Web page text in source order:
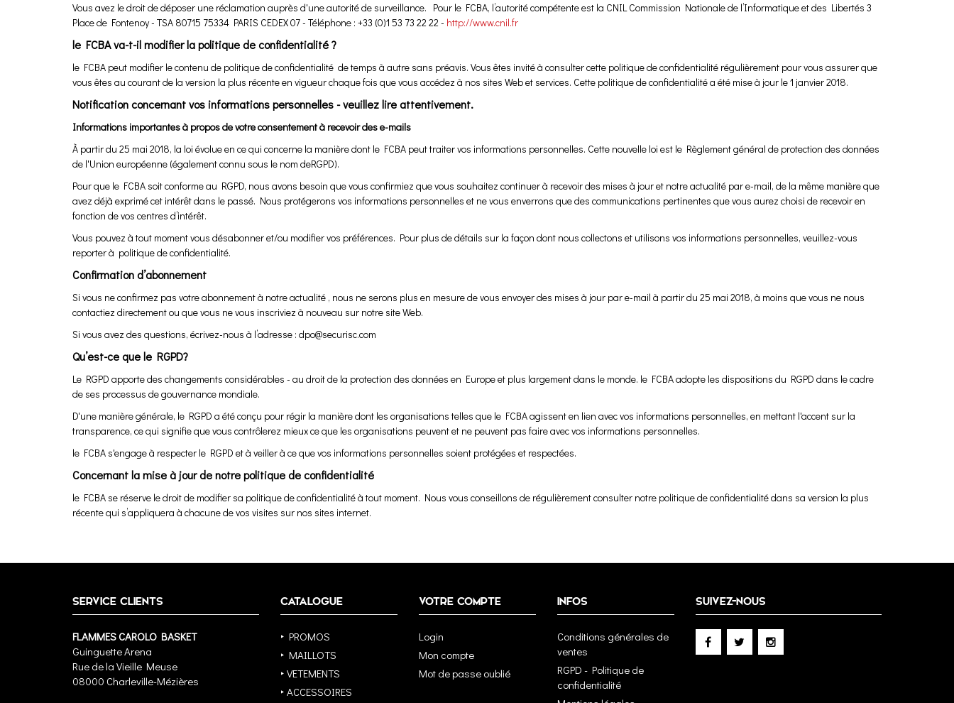
Vous avez le droit de déposer une réclamation auprès d'une autorité de surveillance. Pour le FCBA, l’autorité compétente est la CNIL Commission Nationale de l’Informatique et des Libertés 3
Place de Fontenoy - TSA 80715 75334 PARIS CEDEX 07 - Téléphone : +33 (0)1 53 73 22 22 - http://www.cnil.fr
le FCBA va-t-il modifier la politique de confidentialité ?
le FCBA peut modifier le contenu de politique de confidentialité de temps à autre sans préavis. Vous êtes invité à consulter cette politique de confidentialité régulièrement pour vous assurer que
vous êtes au courant de la version la plus récente en vigueur chaque fois que vous accédez à nos sites Web et services. Cette politique de confidentialité a été mise à jour le 1 janvier 2018.
Notification concernant vos informations personnelles - veuillez lire attentivement.
Informations importantes à propos de votre consentement à recevoir des e-mails
À partir du 25 mai 2018, la loi évolue en ce qui concerne la manière dont le FCBA peut traiter vos informations personnelles. Cette nouvelle loi est le Règlement général de protection des données
de l'Union européenne (également connu sous le nom deRGPD).
Pour que le FCBA soit conforme au RGPD, nous avons besoin que vous confirmiez que vous souhaitez continuer à recevoir des mises à jour et notre actualité par e-mail, de la même manière que
avez déjà exprimé cet intérêt dans le passé. Nous protégerons vos informations personnelles et ne vous enverrons que des communications pertinentes que vous aurez choisi de recevoir en
fonction de vos centres d’intérêt.
Vous pouvez à tout moment vous désabonner et/ou modifier vos préférences. Pour plus de détails sur la façon dont nous collectons et utilisons vos informations personnelles, veuillez-vous
reporter à politique de confidentialité.
Confirmation d’abonnement
Si vous ne confirmez pas votre abonnement à notre actualité , nous ne serons plus en mesure de vous envoyer des mises à jour par e-mail à partir du 25 mai 2018, à moins que vous ne nous
contactiez directement ou que vous ne vous inscriviez à nouveau sur notre site Web.
Si vous avez des questions, écrivez-nous à l’adresse : dpo@securisc.com
Qu’est-ce que le RGPD?
Le RGPD apporte des changements considérables - au droit de la protection des données en Europe et plus largement dans le monde. le FCBA adopte les dispositions du RGPD dans le cadre
de ses processus de gouvernance mondiale.
D'une manière générale, le RGPD a été conçu pour régir la manière dont les organisations telles que le FCBA agissent en lien avec vos informations personnelles, en mettant l'accent sur la
transparence, ce qui signifie que vous contrôlerez mieux ce que les organisations peuvent et ne peuvent pas faire avec vos informations personnelles.
le FCBA s'engage à respecter le RGPD et à veiller à ce que vos informations personnelles soient protégées et respectées.
Concernant la mise à jour de notre politique de confidentialité
le FCBA se réserve le droit de modifier sa politique de confidentialité à tout moment. Nous vous conseillons de régulièrement consulter notre politique de confidentialité dans sa version la plus
récente qui s’appliquera à chacune de vos visites sur nos sites internet.
SERVICE CLIENTS
FLAMMES CAROLO BASKET
Guinguette Arena
Rue de la Vieille Meuse
08000 Charleville-Mézières
CATALOGUE
‣ PROMOS
‣ MAILLOTS
‣ VETEMENTS
‣ ACCESSOIRES
VOTRE COMPTE
Login
Mon compte
Mot de passe oublié
INFOS
Conditions générales de
ventes
RGPD - Politique de
confidentialité
SUIVEZ-NOUS